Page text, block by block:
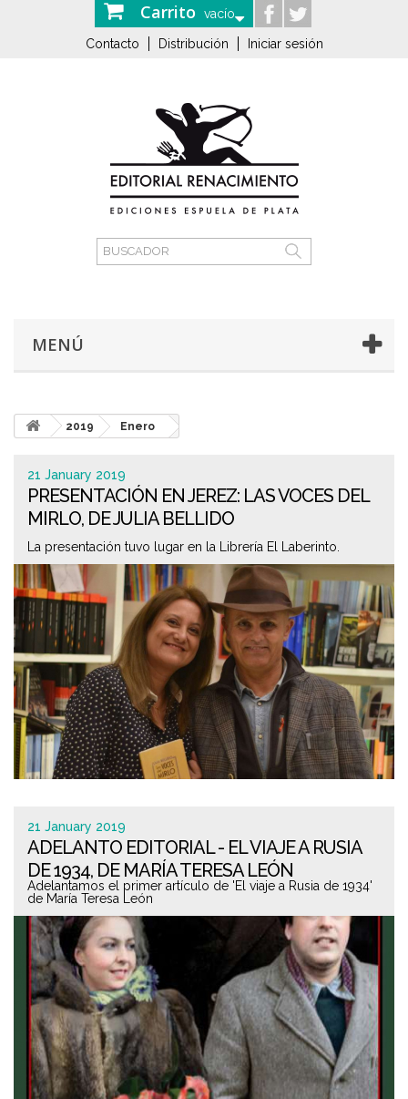
Carrito vacío
Contacto Distribución Iniciar sesión
MENÚ
2019 Enero
21 January 2019
PRESENTACIÓN EN JEREZ: LAS VOCES DEL
MIRLO, DE JULIA BELLIDO
La presentación tuvo lugar en la Librería El Laberinto.
21 January 2019
ADELANTO EDITORIAL - EL VIAJE A RUSIA
DE 1934, DE MARÍA TERESA LEÓN
Adelantamos el primer artículo de 'El viaje a Rusia de 1934'
de María Teresa León